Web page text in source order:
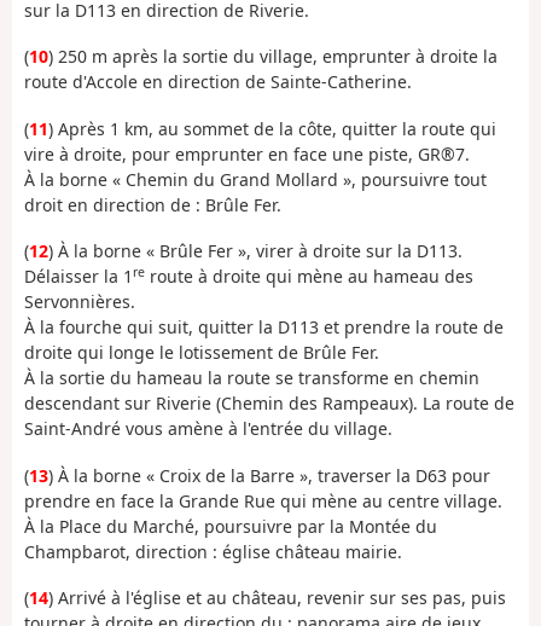
sur la D113 en direction de Riverie.
(10) 250 m après la sortie du village, emprunter à droite la
route d'Accole en direction de Sainte-Catherine.
(11) Après 1 km, au sommet de la côte, quitter la route qui
vire à droite, pour emprunter en face une piste, GR®7.
À la borne « Chemin du Grand Mollard », poursuivre tout
droit en direction de : Brûle Fer.
(12) À la borne « Brûle Fer », virer à droite sur la D113.
Délaisser la 1 re route à droite qui mène au hameau des
Servonnières.
À la fourche qui suit, quitter la D113 et prendre la route de
droite qui longe le lotissement de Brûle Fer.
À la sortie du hameau la route se transforme en chemin
descendant sur Riverie (Chemin des Rampeaux). La route de
Saint-André vous amène à l'entrée du village.
(13) À la borne « Croix de la Barre », traverser la D63 pour
prendre en face la Grande Rue qui mène au centre village.
À la Place du Marché, poursuivre par la Montée du
Champbarot, direction : église château mairie.
(14) Arrivé à l'église et au château, revenir sur ses pas, puis